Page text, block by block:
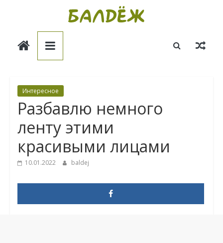
Балдёж
Интересное
Разбавлю немного
ленту этими
красивыми лицами
10.01.2022 baldej